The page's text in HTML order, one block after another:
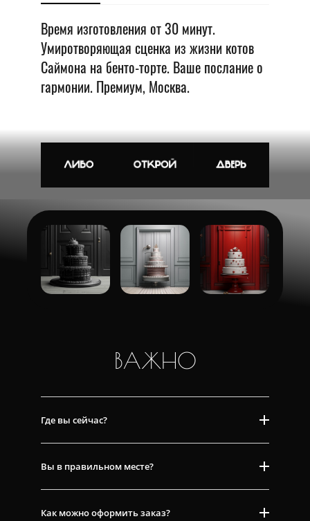
Время изготовления от 30 минут.
Умиротворяющая сценка из жизни котов
Саймона на бенто-торте. Ваше послание о
гармонии. Премиум, Москва.
ВАЖНО
Где вы сейчас?
Вы в правильном месте?
Как можно оформить заказ?